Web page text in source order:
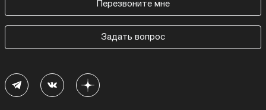
Перезвоните мне
Задать вопрос